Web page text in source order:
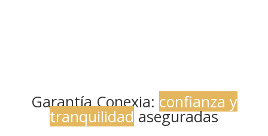
Garantía Conexia: confianza y
tranquilidad aseguradas